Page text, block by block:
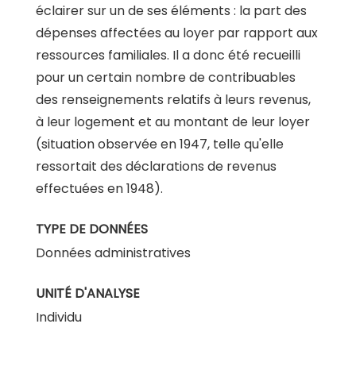
éclairer sur un de ses éléments : la part des
dépenses affectées au loyer par rapport aux
ressources familiales. Il a donc été recueilli
pour un certain nombre de contribuables
des renseignements relatifs à leurs revenus,
à leur logement et au montant de leur loyer
(situation observée en 1947, telle qu'elle
ressortait des déclarations de revenus
effectuées en 1948).
TYPE DE DONNÉES
Données administratives
UNITÉ D'ANALYSE
Individu